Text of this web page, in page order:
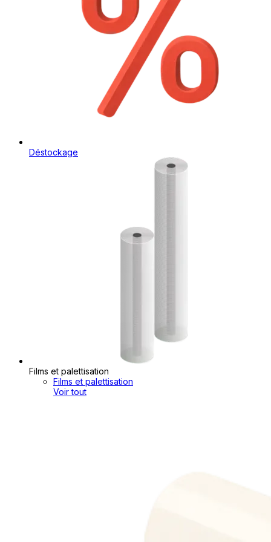
Déstockage
Films et palettisation
Films et palettisation
Voir tout